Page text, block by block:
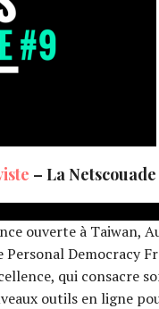
– La Netscouade
ouverte à Taiwan,
Democracy
qui consacre
outils en ligne